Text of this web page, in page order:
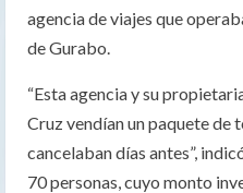
agencia de viajes que
de Gurabo.
“Esta agencia y su
Cruz vendían un paquete de
cancelaban días antes”,
70 personas, cuyo monto